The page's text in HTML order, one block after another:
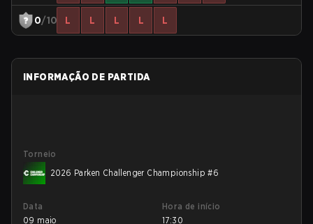
0/10 L L L L L
INFORMAÇÃO DE PARTIDA
Torneio
2026 Parken Challenger Championship #6
Data
09 maio
Hora de início
17:30